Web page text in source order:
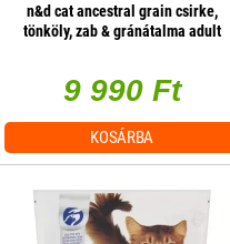
n&d cat ancestral grain csirke,
tönköly, zab & gránátalma adult
9 990 Ft
KOSÁRBA